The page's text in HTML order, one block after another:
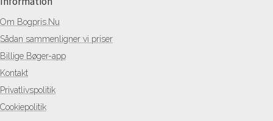
Om Bogpris.Nu
Sådan sammenligner vi priser
Billige Bøger-app
Kontakt
Privatlivspolitik
Cookiepolitik